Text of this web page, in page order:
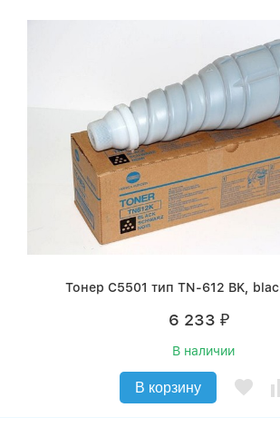
Тонер C5501 тип TN-612 BK,
6 233 ₽
В наличии
В корзину